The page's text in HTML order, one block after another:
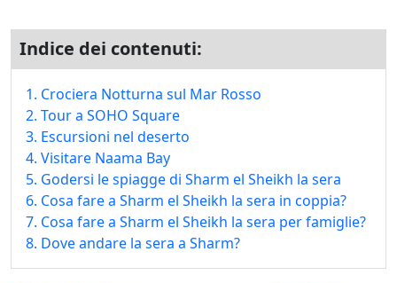
Indice dei contenuti:
1. Crociera Notturna sul Mar Rosso
2. Tour a SOHO Square
3. Escursioni nel deserto
4. Visitare Naama Bay
5. Godersi le spiagge di Sharm el Sheikh la sera
6. Cosa fare a Sharm el Sheikh la sera in coppia?
7. Cosa fare a Sharm el Sheikh la sera per famiglie?
8. Dove andare la sera a Sharm?